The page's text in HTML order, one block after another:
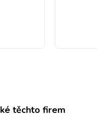
těchto firem